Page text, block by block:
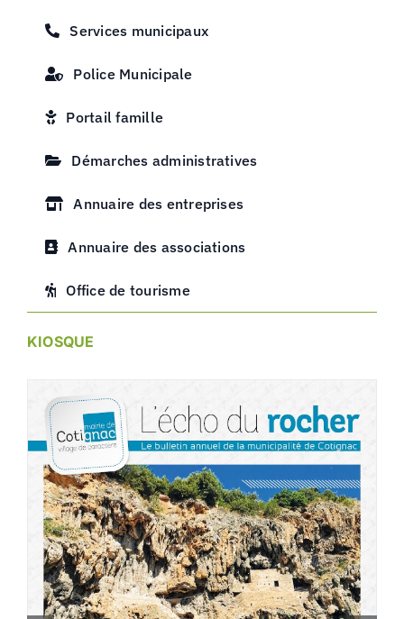
Services municipaux
Police Municipale
Portail famille
Démarches administratives
Annuaire des entreprises
Annuaire des associations
Office de tourisme
KIOSQUE